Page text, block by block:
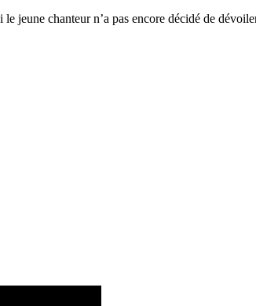
jeune chanteur n’a pas encore décidé de